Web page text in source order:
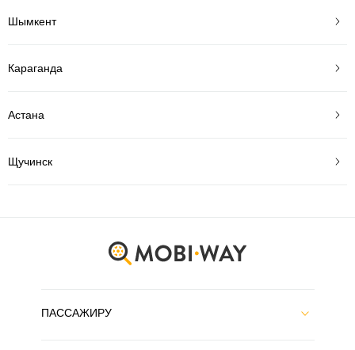
Шымкент
Караганда
Астана
Щучинск
ПАССАЖИРУ